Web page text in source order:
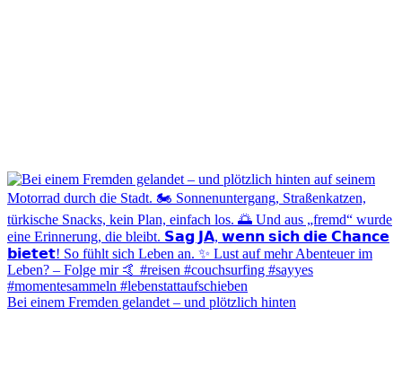
Bei einem Fremden gelandet – und plötzlich hinten